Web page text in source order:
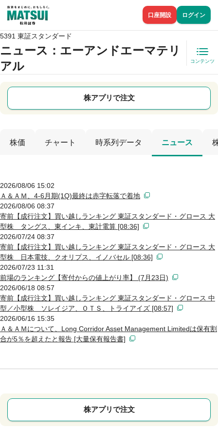
口座開設 ログイン
5391 東証スタンダード
ニュース ：エーアンドエーマテリ
アル
コンテンツ
株アプリで注文
株価 チャート 時系列データ ニュース
2026/08/06 15:02
Ａ＆ＡＭ、4-6月期(1Q)最終は赤字転落で着地
2026/08/06 08:37
寄前【成行注文】買い越しランキング 東証スタンダード・グロース 大
型株 タングス、東インキ、東計電算 [08:36]
2026/07/24 08:37
寄前【成行注文】買い越しランキング 東証スタンダード・グロース 大
型株 日本電技、クオリプス、イノバセル [08:36]
2026/07/23 11:31
前場のランキング【寄付からの値上がり率】 (7月23日)
2026/06/18 08:57
寄前【成行注文】買い越しランキング 東証スタンダード・グロース 中
型／小型株 ソレイジア、ＯＴＳ、トライアイズ [08:57]
2026/06/16 15:35
Ａ＆ＡＭについて、Long Corridor Asset Management Limitedは保有割
合が5％を超えたと報告 [大量保有報告書]
株アプリで注文